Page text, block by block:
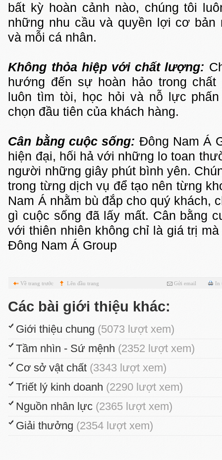
bất kỳ hoàn cảnh nào, chúng tôi
những nhu cầu và quyền lợi cơ bản
và mỗi cá nhân.
Không thỏa hiệp với chất lượng:
hướng đến sự hoàn hảo trong
luôn tìm tòi, học hỏi và nỗ lực
chọn đầu tiên của khách hàng.
Cân bằng cuộc sống: Đông Nam Á
hiện đại, hối hả với những lo toan
người những giây phút bình yên.
trong từng dịch vụ để tạo nên từng
Nam Á nhằm bù đắp cho quý khách,
gì cuộc sống đã lấy mất. Cân bằng
với thiên nhiên không chỉ là giá trị
Đông Nam Á Group
Về trang trước Lên đầu trang Gửi email In
Các bài giới thiệu khác:
Giới thiệu chung (5073 lượt xem)
Tầm nhìn - Sứ mệnh (2352 lượt xem)
Cơ sở vật chất (3343 lượt xem)
Triết lý kinh doanh (2290 lượt xem)
Nguồn nhân lực (2365 lượt xem)
Giải thưởng (2354 lượt xem)